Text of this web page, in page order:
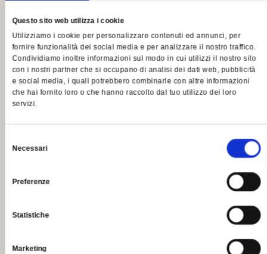
Questo sito web utilizza i cookie
Utilizziamo i cookie per personalizzare contenuti ed annunci, per
fornire funzionalità dei social media e per analizzare il nostro traffico.
Condividiamo inoltre informazioni sul modo in cui utilizzi il nostro sito
con i nostri partner che si occupano di analisi dei dati web, pubblicità
e social media, i quali potrebbero combinarle con altre informazioni
che hai fornito loro o che hanno raccolto dal tuo utilizzo dei loro
servizi.
delNecessari
Preferenze
Statistiche
Marketing
2 forchette e 86 punti Guida Gambero